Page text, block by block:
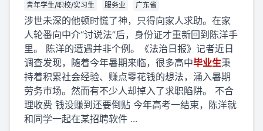
青年学生/职校/实习生
服务业 广东省
涉世未深的他顿时慌了神，只得向家人求助。在家
人轮番向中介“讨说法”后，身份证才重新回到陈洋手
里。 陈洋的遭遇并非个例。《法治日报》记者近日
调查发现，随着今年暑期来临，很多高中毕业生秉
持着积累社会经验、赚点零花钱的想法，涌入暑期
劳务市场。然而有不少人却掉入了求职陷阱。 不合
理收费 钱没赚到还要倒贴 今年高考一结束，陈洋就
和同学一起在某招聘软件 ...